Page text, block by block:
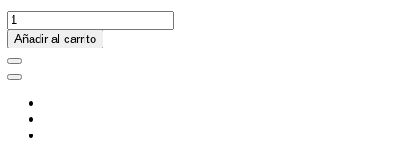
Añadir al carrito